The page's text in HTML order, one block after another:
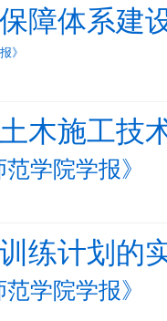
障体系建
》
木施工技
范学院学报》
练计划的
范学院学报》